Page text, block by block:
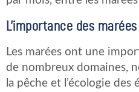
L’importance des marées
Les marées ont une
de nombreux domaines,
la pêche et l’écologie des